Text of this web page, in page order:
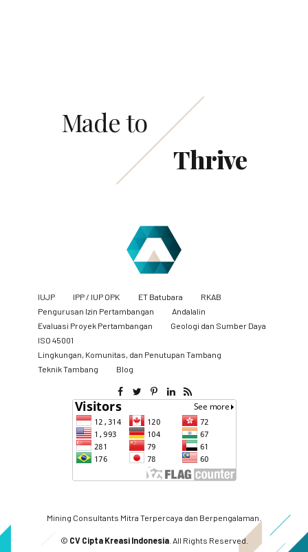
Made to
Thrive
IUJP IPP / IUP OPK ET Batubara
RKAB
Pengurusan Izin Pertambangan
Andalalin
Evaluasi Proyek Pertambangan
Geologi dan Sumber Daya
ISO 45001
Lingkungan, Komunitas, dan Penutupan Tambang
​Teknik Tambang
Blog
Mining Consultants Mitra Terpercaya dan Berpengalaman.
© CV Cipta Kreasi Indonesia. All Rights Reserved.